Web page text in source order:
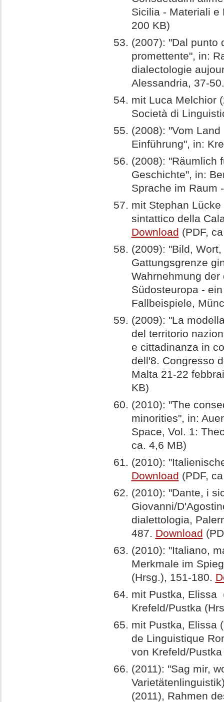
Sicilia - Materiali
200 KB)
(2007): "Dal punto
promettente", in:
dialectologie
Alessandria, 37-50.
mit Luca Melchior
Società di
(2008): "Vom
Einführung", in:
(2008): "Räumlich
Geschichte", in:
Sprache im Raum
mit Stephan
sintattico della
Download (PDF,
(2009): "Bild,
Gattungsgrenze
Wahrnehmung
Südosteuropa -
Fallbeispiele,
(2009): "La
del territorio
e cittadinanza in
dell'8. Congresso
Malta 21-22
KB)
(2010): "The
minorities", in:
Space, Vol. 1:
ca. 4,6 MB)
(2010):
Download (PDF,
(2010): "Dante, i
Giovanni/
dialettologia,
487. Download
(2010): "Italiano,
Merkmale im
(Hrsg.), 151-180.
mit Pustka, Elissa
Krefeld/Pustka
mit Pustka, Elissa
de Linguistique
von Krefeld/
(2011): "Sag mir,
(2011), Rahmen